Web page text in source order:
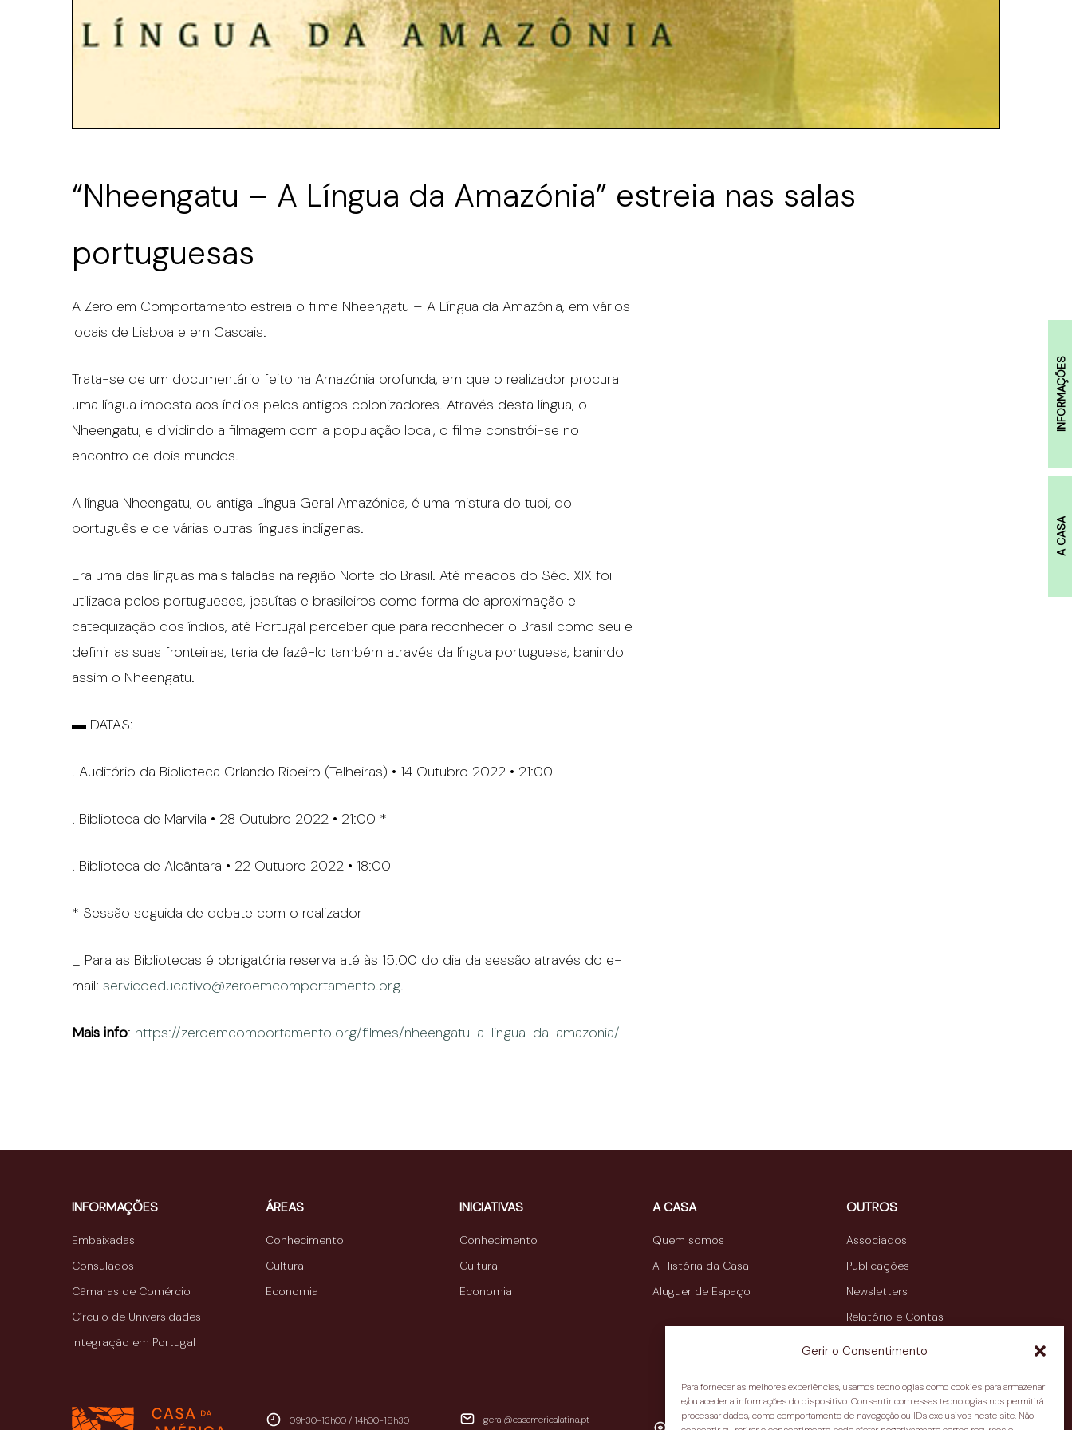
Gerir o Consentimento
Para fornecer as melhores experiências, usamos tecnologias como cookies para armazenar
e/ou aceder a informações do dispositivo. Consentir com essas tecnologias nos permitirá
processar dados, como comportamento de navegação ou IDs exclusivos neste site. Não
INFORMAÇÕES
A CASA
“Nheengatu – A Língua da Amazónia” estreia nas salas
portuguesas
A Zero em Comportamento estreia o filme Nheengatu – A Língua da Amazónia, em vários
locais de Lisboa e em Cascais.
Trata-se de um documentário feito na Amazónia profunda, em que o realizador procura
uma língua imposta aos índios pelos antigos colonizadores. Através desta língua, o
Nheengatu, e dividindo a filmagem com a população local, o filme constrói-se no
encontro de dois mundos.
A língua Nheengatu, ou antiga Língua Geral Amazónica, é uma mistura do tupi, do
português e de várias outras línguas indígenas.
Era uma das línguas mais faladas na região Norte do Brasil. Até meados do Séc. XIX foi
utilizada pelos portugueses, jesuítas e brasileiros como forma de aproximação e
catequização dos índios, até Portugal perceber que para reconhecer o Brasil como seu e
definir as suas fronteiras, teria de fazê-lo também através da língua portuguesa, banindo
assim o Nheengatu.
▬ DATAS:
. Auditório da Biblioteca Orlando Ribeiro (Telheiras) • 14 Outubro 2022 • 21:00
. Biblioteca de Marvila • 28 Outubro 2022 • 21:00 *
. Biblioteca de Alcântara • 22 Outubro 2022 • 18:00
* Sessão seguida de debate com o realizador
_ Para as Bibliotecas é obrigatória reserva até às 15:00 do dia da sessão através do e-
mail:servicoeducativo@zeroemcomportamento.org.
Mais info: https://zeroemcomportamento.org/filmes/nheengatu-a-lingua-da-amazonia/
INFORMAÇÕES
Embaixadas
Consulados
Câmaras de Comércio
Círculo de Universidades
Integração em Portugal
ÁREAS
Conhecimento
Cultura
Economia
INICIATIVAS
Conhecimento
Cultura
Economia
A CASA
Quem somos
A História da Casa
Aluguer de Espaço
OUTROS
Associados
Publicações
Newsletters
Relatório e Contas
09h30-13h00 / 14h00-18h30 geral@casamericalatina.pt